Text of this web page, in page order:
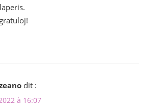
dit :
à 16:07